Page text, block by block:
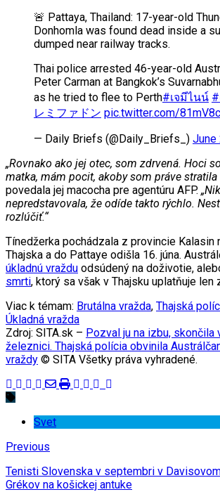
🚨 Pattaya, Thailand: 17-year-old
Donhomla was found dead inside a
dumped near railway tracks.
Thai police arrested 46-year-old
Peter Carman at Bangkok’s
as he tried to flee to Perth#เจมีไนน์
レミファドン pic.twitter.com/
— Daily Briefs (@Daily_Briefs_) June
„Rovnako ako jej otec, som zdrvená. Hoci
matka, mám pocit, akoby som práve stratila
povedala jej macocha pre agentúru AFP.
nepredstavovala, že odíde takto rýchlo.
rozlúčiť.“
Tínedžerka pochádzala z provincie Kalasin
Thajska a do Pattaye odišla 16. júna.
úkladnú vraždu odsúdený na doživotie,
smrti, ktorý sa však v Thajsku uplatňuje len
Viac k témam: Brutálna vražda, Thajská
Úkladná vražda
Zdroj: SITA.sk – Pozval ju na izbu, skončila
železnici. Thajská polícia obvinila
vraždy © SITA Všetky práva vyhradené.
Svet
Previous
Tenisti Slovenska v septembri v
Grékov na košickej antuke